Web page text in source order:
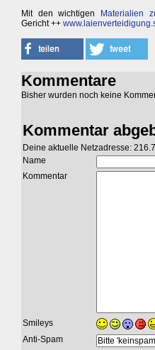
Mit den wichtigen
Materialien
Gericht ++
Kommentare
Bisher wurden noch keine
Kommentar
Deine aktuelle Netzadresse:
Name
Kommentar
Smileys
Anti-Spam